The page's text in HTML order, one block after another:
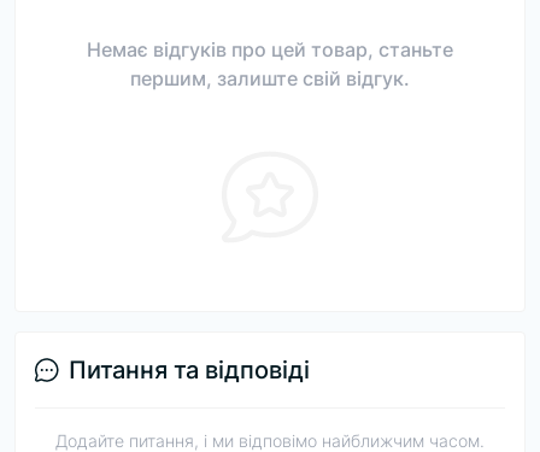
Немає відгуків про цей товар, станьте
першим, залиште свій відгук.
Питання та відповіді
Додайте питання, і ми відповімо найближчим часом.